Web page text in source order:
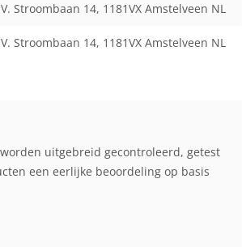
Stroombaan 14, 1181VX Amstelveen NL
Stroombaan 14, 1181VX Amstelveen NL
uitgebreid gecontroleerd, getest
een eerlijke beoordeling op basis